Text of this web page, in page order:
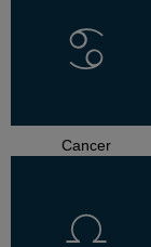
Cancer